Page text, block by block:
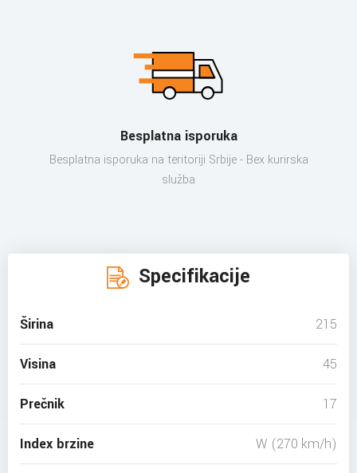
Besplatna isporuka
Besplatna isporuka na teritoriji Srbije - Bex kurirska
služba
Specifikacije
Širina 215
Visina 45
Prečnik 17
Index brzine W (270 km/h)